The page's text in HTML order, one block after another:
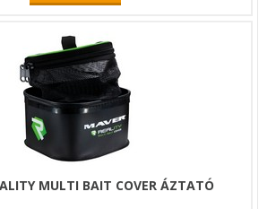
MULTI BAIT COVER ÁZTATÓ